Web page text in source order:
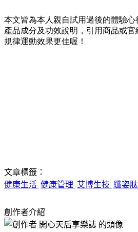
本文皆為本人親自試用過後的體驗
產品成分及功效說明，引用商品或
規律運動效果更佳喔！
文章標籤：
健康生活 健康管理 艾博生技 纖姿肽
創作者介紹